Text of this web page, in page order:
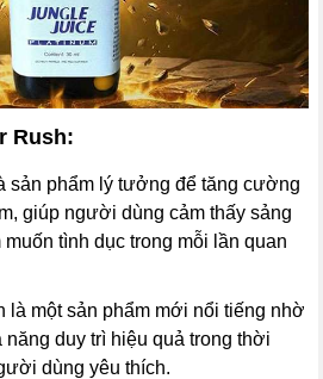
Rush:
sản phẩm lý tưởng để tăng cường
giúp người dùng cảm thấy sảng
tình dục trong mỗi lần quan
là một sản phẩm mới nổi tiếng nhờ
năng duy trì hiệu quả trong thời
dùng yêu thích.